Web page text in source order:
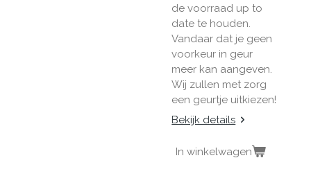
de voorraad up to
date te houden.
Vandaar dat je geen
voorkeur in geur
meer kan aangeven.
Wij zullen met zorg
een geurtje uitkiezen!
Bekijk details
In winkelwagen